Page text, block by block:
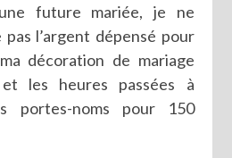
future mariée, je ne
l’argent dépensé pour
décoration de mariage
les heures passées à
portes-noms pour 150